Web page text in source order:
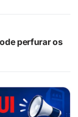
perfurar os